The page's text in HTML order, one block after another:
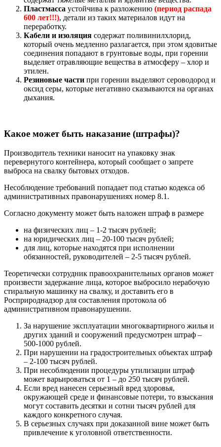
Пластмасса устойчива к разложению (период распада
600 лет!!!), детали из таких материалов идут на
переработку.
Кабели и изоляция содержат поливинилхлорид,
который очень медленно разлагается, при этом ядовитые
соединения попадают в грунтовые воды, при горении
выделяет отравляющие вещества в атмосферу – хлор и
этилен.
Резиновые части при горении выделяют сероводород и
оксид серы, которые негативно сказываются на органах
дыхания.
Какое может быть наказание (штрафы)?
Производитель техники наносит на упаковку знак
перевернутого контейнера, который сообщает о запрете
выброса на свалку бытовых отходов.
Несоблюдение требований попадает под статью кодекса об
административных правонарушениях номер 8.1.
Согласно документу может быть наложен штраф в размере
на физических лиц – 1-2 тысяч рублей;
на юридических лиц – 20-100 тысяч рублей;
для лиц, которые находятся при исполнении
обязанностей, руководителей – 2-5 тысяч рублей.
Теоретически сотрудник правоохранительных органов может
произвести задержание лица, которое выбросило нерабочую
стиральную машинку на свалку, и доставить его в
Росприроднадзор для составления протокола об
административном правонарушении.
За нарушение эксплуатации многоквартирного жилья и
других зданий и сооружений предусмотрен штраф –
500-1000 рублей.
При нарушении на градостроительных объектах штраф
– 2-100 тысяч рублей.
При несоблюдении процедуры утилизации штраф
может варьироваться от 1 – до 250 тысяч рублей.
Если вред нанесен серьезный вред здоровья,
окружающей среде и финансовые потери, то взыскания
могут составить десятки и сотни тысяч рублей для
каждого конкретного случая.
В серьезных случаях при доказанной вине может быть
привлечение к уголовной ответственности.